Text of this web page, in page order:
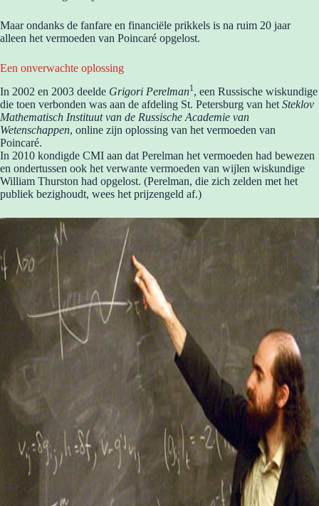
Maar ondanks de fanfare en financiële prikkels is na ruim 20 jaar
alleen het vermoeden van Poincaré opgelost.
Een onverwachte oplossing
In 2002 en 2003 deelde Grigori Perelman1, een Russische wiskundige
die toen verbonden was aan de afdeling St. Petersburg van het Steklov
Mathematisch Instituut van de Russische Academie van
Wetenschappen, online zijn oplossing van het vermoeden van
Poincaré.
In 2010 kondigde CMI aan dat Perelman het vermoeden had bewezen
en ondertussen ook het verwante vermoeden van wijlen wiskundige
William Thurston had opgelost. (Perelman, die zich zelden met het
publiek bezighoudt, wees het prijzengeld af.)